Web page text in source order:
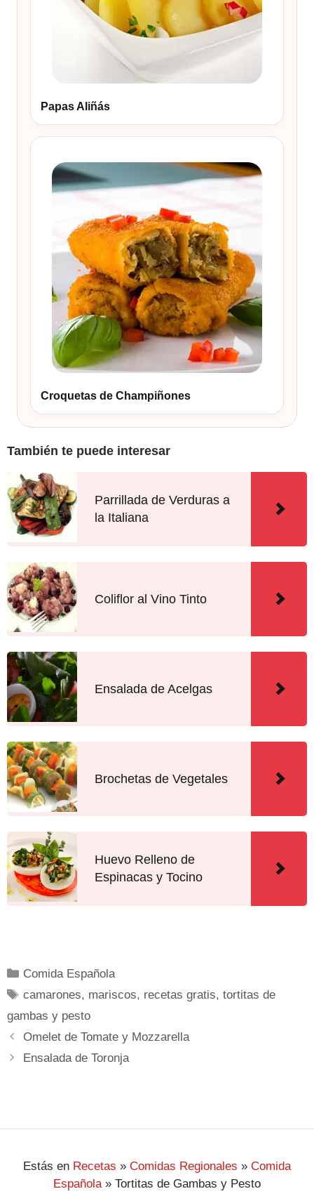
Papas Aliñás
Croquetas de Champiñones
También te puede interesar
Parrillada de Verduras a
la Italiana
Coliflor al Vino Tinto
Ensalada de Acelgas
Brochetas de Vegetales
Huevo Relleno de
Espinacas y Tocino
Comida Española
camarones, mariscos, recetas gratis,tortitas de
gambas y pesto
Omelet de Tomate y Mozzarella
Ensalada de Toronja
Estás en Recetas » Comidas Regionales » Comida
Española» Tortitas de Gambas y Pesto